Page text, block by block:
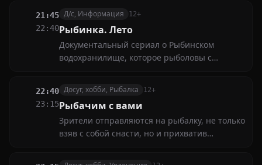
21:45
22:40
Д/с, Информация 12+
Рыбинка. Лето
Документальный сериал о Рыбинском
водохранилище, которое рыболовы с
современность водоема, увлекательная
рыбалка, разнообразные трофеи, отдых и
общение с друзьями. И всё это — Рыбинка
22:40
23:15
Досуг, хобби, Рыбалка 12+
Рыбачим с вами
Зрители отправляются на рыбалку, не только
взяв с собой снасти, но и прихватив
снятые рыболовами-профессионалами и